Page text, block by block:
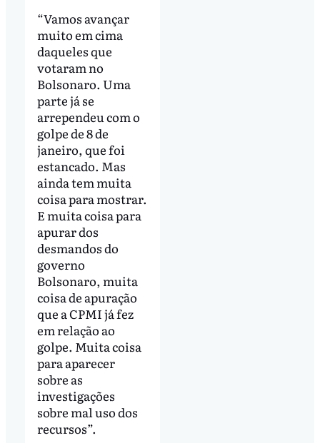
“Vamos avançar
muito em cima
daqueles que
votaram no
Bolsonaro. Uma
parte já se
arrependeu com o
golpe de 8 de
janeiro, que foi
estancado. Mas
ainda tem muita
coisa para mostrar.
E muita coisa para
apurar dos
desmandos do
governo
Bolsonaro, muita
coisa de apuração
que a CPMI já fez
em relação ao
golpe. Muita coisa
para aparecer
sobre as
investigações
sobre mal uso dos
recursos”.